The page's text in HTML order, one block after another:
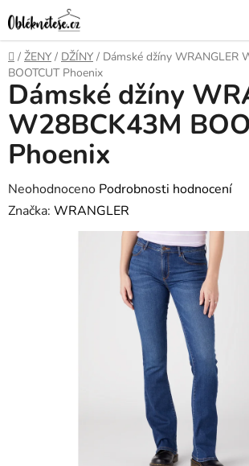
na
obsah
Domů
/ ŽENY / DŽÍNY / Dámské džíny WRANGLER
BOOTCUT Phoenix
Dámské džíny
W28BCK43M
Phoenix
Průměrné
hodnocení
Neohodnoceno Podrobnosti hodnocení
Značka: WRANGLER